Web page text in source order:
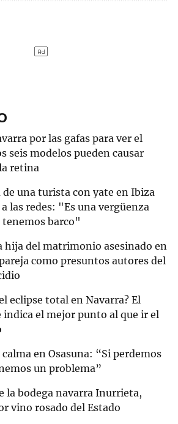
por las gafas para ver el
seis modelos pueden causar
retina
de una turista con yate en Ibiza
las redes: "Es una vergüenza
tenemos barco"
hija del matrimonio asesinado en
como presuntos autores del
eclipse total en Navarra? El
indica el mejor punto al que ir el
en Osasuna: “Si perdemos
un problema”
la bodega navarra Inurrieta,
vino rosado del Estado